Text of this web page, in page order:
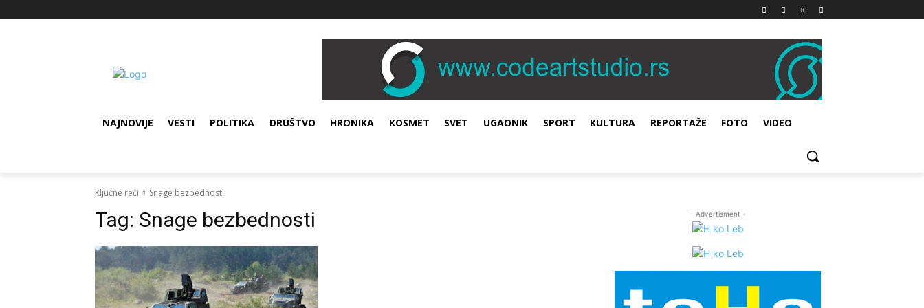
NAJNOVIJE VESTI POLITIKA DRUŠTVO HRONIKA KOSMET SVET UGAONIK SPORT KULTURA REPORTAŽE FOTO VIDEO
Ključne reči Snage bezbednosti
Tag: Snage bezbednosti - Advertisment -